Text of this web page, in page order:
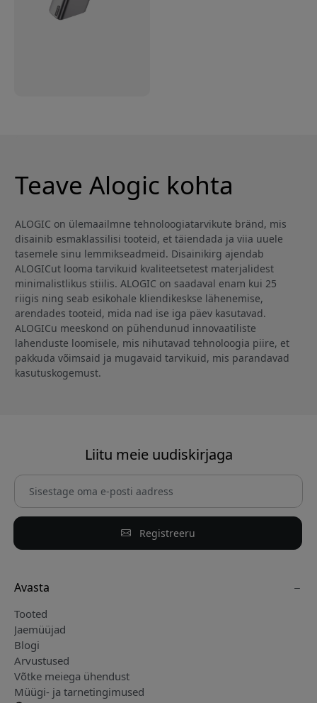
Teave Alogic kohta
ALOGIC on ülemaailmne tehnoloogiatarvikute bränd, mis
disainib esmaklassilisi tooteid, et täiendada ja viia uuele
tasemele sinu lemmikseadmeid. Disainikirg ajendab
ALOGICut looma tarvikuid kvaliteetsetest materjalidest
minimalistlikus stiilis. ALOGIC on saadaval enam kui 25
riigis ning seab esikohale kliendikeskse lähenemise,
arendades tooteid, mida nad ise iga päev kasutavad.
ALOGICu meeskond on pühendunud innovaatiliste
lahenduste loomisele, mis nihutavad tehnoloogia piire, et
pakkuda võimsaid ja mugavaid tarvikuid, mis parandavad
kasutuskogemust.
Liitu meie uudiskirjaga
Registreeru
Avasta
Tooted
Jaemüüjad
Blogi
Arvustused
Võtke meiega ühendust
Müügi- ja tarnetingimused